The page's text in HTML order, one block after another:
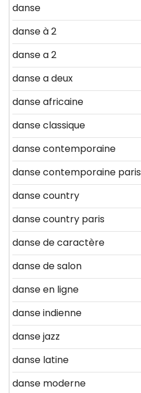
danse
danse à 2
danse a 2
danse a deux
danse africaine
danse classique
danse contemporaine
danse contemporaine paris
danse country
danse country paris
danse de caractère
danse de salon
danse en ligne
danse indienne
danse jazz
danse latine
danse moderne